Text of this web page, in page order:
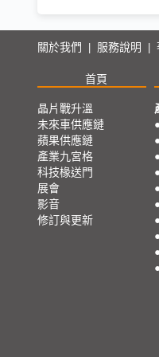
關於我們 服務說明
首頁
晶片戰升溫
未來車供應鏈
蘋果供應鏈
產業九宮格
科技椽送門
展會
影音
修訂與更新